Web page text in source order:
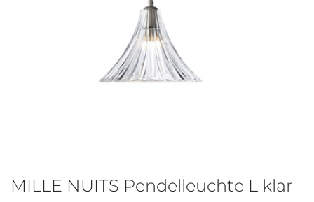
MILLE NUITS Pendelleuchte L klar